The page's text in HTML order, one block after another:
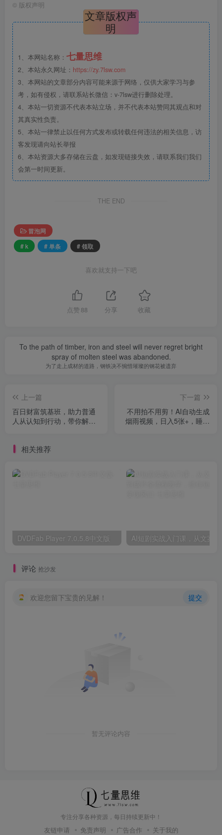
© 版权声明
文章版权声
明
1、本网站名称： 七量思维
2、本站永久网址： https://zy.7lsw.com
3、本网站的文章部分内容可能来源于网络，仅供大家学习与参
考，如有侵权，请联系站长微信：v-7lsw进行删除处理。
4、本站一切资源不代表本站立场，并不代表本站赞同其观点和对
其真实性负责。
5、本站一律禁止以任何方式发布或转载任何违法的相关信息，访
客发现请向站长举报
6、本站资源大多存储在云盘，如发现链接失效，请联系我们我们
会第一时间更新。
THE END
冒泡网
# k
# 单条 # 领取
喜欢就支持一下吧
点赞 88 分享 收藏
To the path of timber, iron and steel will never regret bright
spray of molten steel was abandoned.
为了走上成材的道路，钢铁决不惋惜璀璨的钢花被遗弃
上一篇
百日财富筑基班，助力普通
人从认知到行动，带你解锁
下一篇
不用拍不用剪！AI自动生成
烟雨视频，日入5张+，睡后
相关推荐
DVDFab Player 7.0.5.8中文版
评论 抢沙发
欢迎您留下宝贵的见解！ 提交
暂无评论内容
专注分享各种资源，每日持续更新中！
友链申请 免责声明 广告合作 关于我的